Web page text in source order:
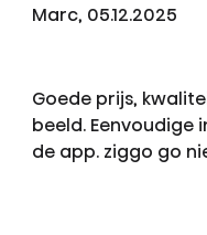
Marc, 05.12.2025
Goede prijs,
beeld. Eenvoudige
de app. ziggo go